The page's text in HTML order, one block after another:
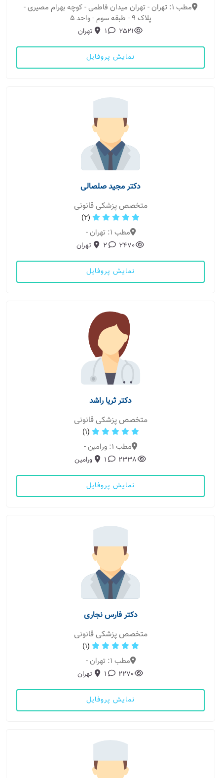
مطب 1: تهران - تهران میدان فاطمی - کوچه بهرام مصیری -
پلاک ۹ - طبقه سوم - واحد ۵
2521
1 تهران
نمایش پروفایل
دکتر مجید صلصالی
متخصص پزشکی قانونی
(2)
مطب 1: تهران -
2470
2 تهران
نمایش پروفایل
دکتر ثریا راشد
متخصص پزشکی قانونی
(1)
مطب 1: ورامین -
2338
1 ورامین
نمایش پروفایل
دکتر فارس نجاری
متخصص پزشکی قانونی
(1)
مطب 1: تهران -
2270
1 تهران
نمایش پروفایل